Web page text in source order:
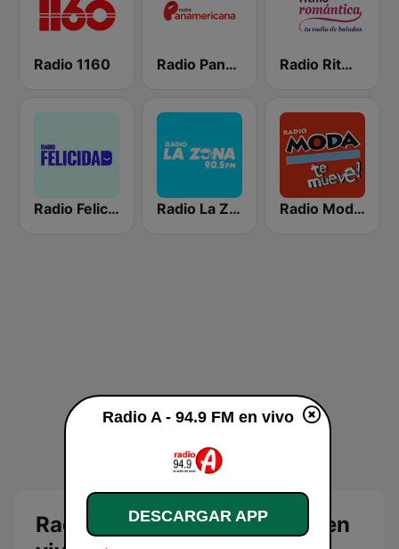
Radio 1160 Radio Panamericana Radio Ritmo Romántica
Radio Felicidad Radio La Zona Radio Moda FM 97.3
Radio A: La Radio del Amor en
Radio A - 94.9 FM en vivo
DESCARGAR APP